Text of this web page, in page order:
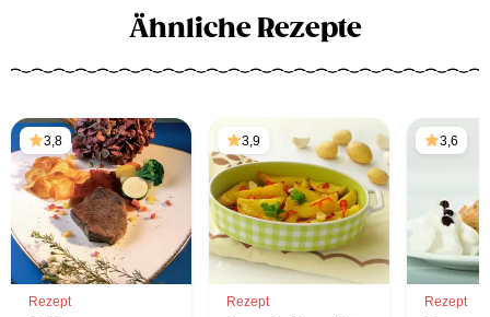
Ähnliche Rezepte
3,8
Rezept
3,9
Rezept
3,6
Rezept